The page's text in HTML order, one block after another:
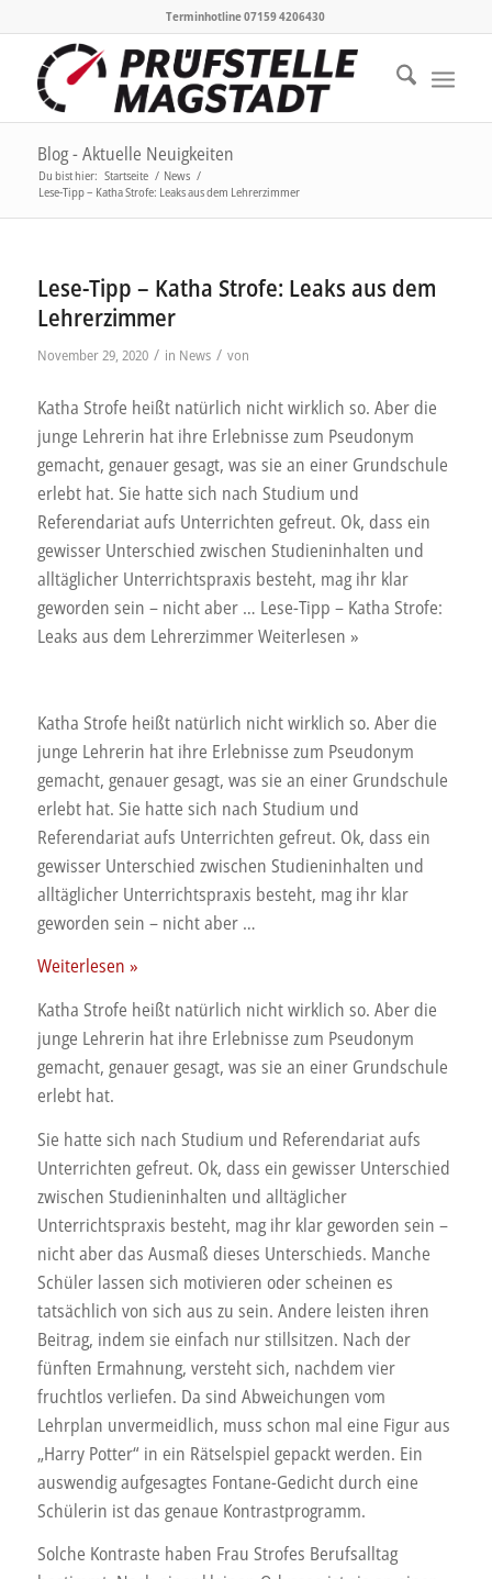
Terminhotline 07159 4206430
Blog - Aktuelle Neuigkeiten
Du bist hier: Startseite / News /
Lese-Tipp – Katha Strofe: Leaks aus dem Lehrerzimmer
Lese-Tipp – Katha Strofe: Leaks aus dem
Lehrerzimmer
November 29, 2020 / in News / von
Katha Strofe heißt natürlich nicht wirklich so. Aber die
junge Lehrerin hat ihre Erlebnisse zum Pseudonym
gemacht, genauer gesagt, was sie an einer Grundschule
erlebt hat. Sie hatte sich nach Studium und
Referendariat aufs Unterrichten gefreut. Ok, dass ein
gewisser Unterschied zwischen Studieninhalten und
alltäglicher Unterrichtspraxis besteht, mag ihr klar
geworden sein – nicht aber … Lese-Tipp – Katha Strofe:
Leaks aus dem Lehrerzimmer Weiterlesen »
Katha Strofe heißt natürlich nicht wirklich so. Aber die
junge Lehrerin hat ihre Erlebnisse zum Pseudonym
gemacht, genauer gesagt, was sie an einer Grundschule
erlebt hat. Sie hatte sich nach Studium und
Referendariat aufs Unterrichten gefreut. Ok, dass ein
gewisser Unterschied zwischen Studieninhalten und
alltäglicher Unterrichtspraxis besteht, mag ihr klar
geworden sein – nicht aber …
Lese-
–
Katha
Strofe:
Leaks
aus
dem
Lehrerzimmer
Weiterlesen »
Katha Strofe heißt natürlich nicht wirklich so. Aber die
junge Lehrerin hat ihre Erlebnisse zum Pseudonym
gemacht, genauer gesagt, was sie an einer Grundschule
erlebt hat.
Sie hatte sich nach Studium und Referendariat aufs
Unterrichten gefreut. Ok, dass ein gewisser Unterschied
zwischen Studieninhalten und alltäglicher
Unterrichtspraxis besteht, mag ihr klar geworden sein –
nicht aber das Ausmaß dieses Unterschieds. Manche
Schüler lassen sich motivieren oder scheinen es
tatsächlich von sich aus zu sein. Andere leisten ihren
Beitrag, indem sie einfach nur stillsitzen. Nach der
fünften Ermahnung, versteht sich, nachdem vier
fruchtlos verliefen. Da sind Abweichungen vom
Lehrplan unvermeidlich, muss schon mal eine Figur aus
„Harry Potter“ in ein Rätselspiel gepackt werden. Ein
auswendig aufgesagtes Fontane-Gedicht durch eine
Schülerin ist das genaue Kontrastprogramm.
Solche Kontraste haben Frau Strofes Berufsalltag